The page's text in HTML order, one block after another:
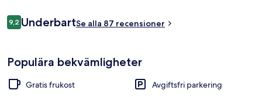
Recensioner
9,29,2 av 10,
UnderbartSe alla 87 recensioner
Populära bekvämligheter
Gratis frukost
Avgiftsfri parkering